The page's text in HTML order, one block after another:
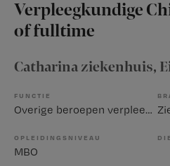
Verpleegkundige
of fulltime
Catharina ziekenhuis,
FUNCTIE
Overige beroepen verpleegkunde
OPLEIDINGSNIVEAU
MBO